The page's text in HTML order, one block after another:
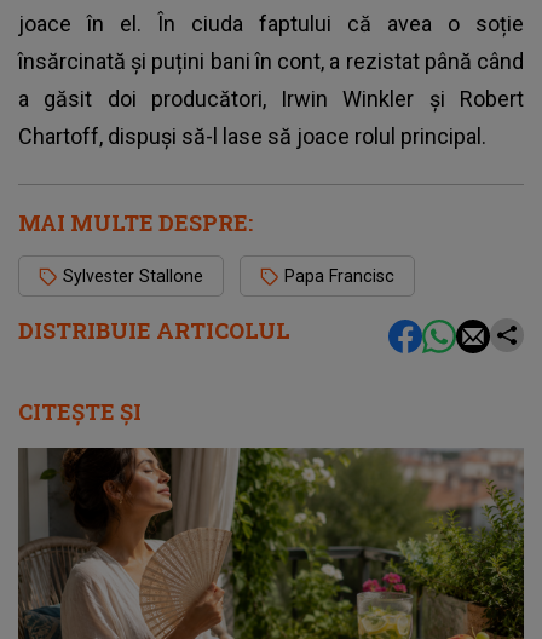
DISTRIBUIE ARTICOLUL
joace în el. În ciuda faptului că avea o soție
însărcinată și puțini bani în cont, a rezistat până când
a găsit doi producători, Irwin Winkler și Robert
Chartoff, dispuși să-l lase să joace rolul principal.
MAI MULTE DESPRE:
Sylvester Stallone Papa Francisc
CITEȘTE ȘI